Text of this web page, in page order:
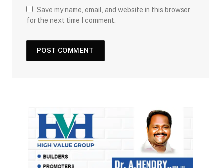
Save my name, email, and website in this browser
for the next time I comment.